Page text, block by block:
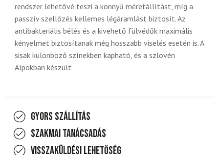
rendszer lehetővé teszi a könnyű méretállítást, míg a
passzív szellőzés kellemes légáramlást biztosít. Az
antibakteriális bélés és a kivehető fülvédők maximális
kényelmet biztosítanak még hosszabb viselés esetén is. A
sisak különböző színekben kapható, és a szlovén
Alpokban készült.
Gyors szállítás
Szakmai tanácsadás
Visszaküldési lehetőség